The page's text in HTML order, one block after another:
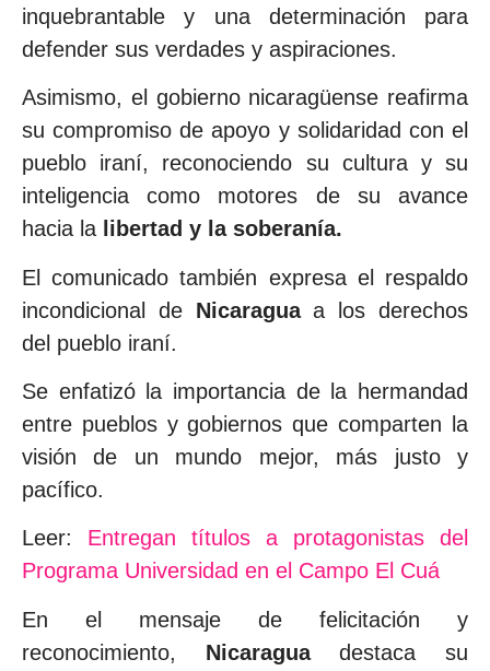
inquebrantable y una determinación para
defender sus verdades y aspiraciones.
Asimismo, el gobierno nicaragüense reafirma
su compromiso de apoyo y solidaridad con el
pueblo iraní, reconociendo su cultura y su
inteligencia como motores de su avance
hacia la libertad y la soberanía.
El comunicado también expresa el respaldo
incondicional de Nicaraguaa los derechos
del pueblo iraní.
Se enfatizó la importancia de la hermandad
entre pueblos y gobiernos que comparten la
visión de un mundo mejor, más justo y
pacífico.
Leer: Entregan títulos a protagonistas del
Programa Universidad en el Campo El Cuá
En el mensaje de felicitación y
reconocimiento, Nicaraguadestaca su